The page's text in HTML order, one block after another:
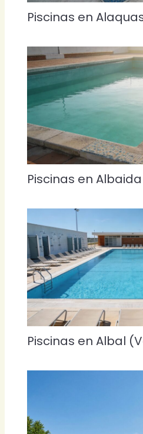
Piscinas en
Piscinas en
Piscinas en Albal